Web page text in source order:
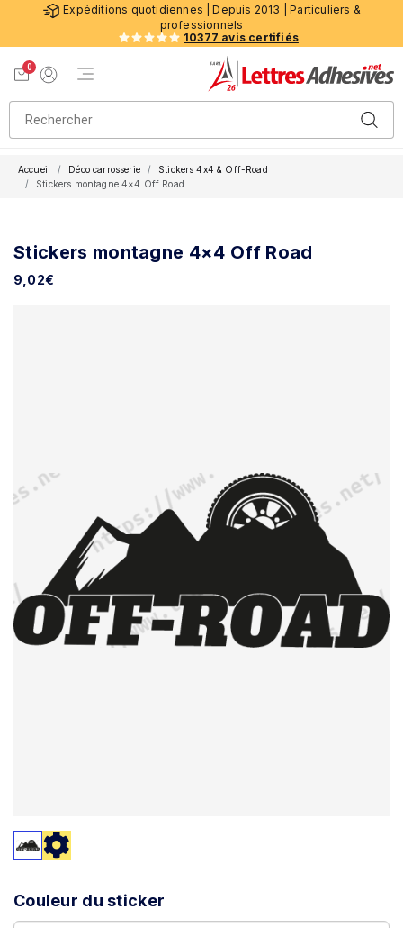
Expéditions quotidiennes | Depuis 2013 | Particuliers &
professionnels
10377 avis certifiés
0
Menu de navigation
Accueil Déco carrosserie
Stickers 4x4 & Off-Road
Stickers montagne 4×4 Off Road
Stickers montagne 4×4 Off Road
9,02€
Couleur du sticker